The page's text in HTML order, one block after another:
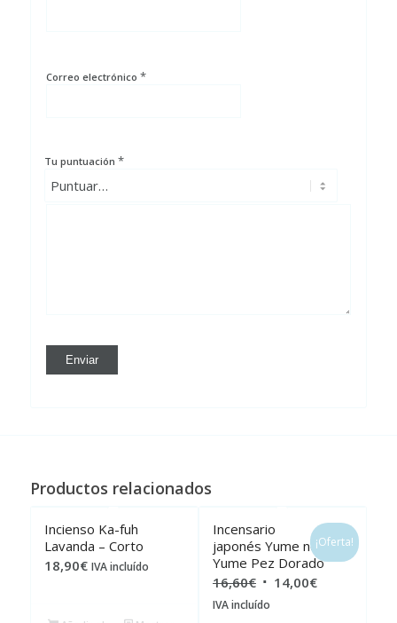
Correo electrónico *
Tu puntuación *
Productos relacionados
Incienso Ka-fuh
Lavanda – Corto
18,90€ IVA incluído
Incensario
japonés Yume no
Yume Pez Dorado
16,60€ El
precio
14,00€El
IVA incluído
¡Oferta!